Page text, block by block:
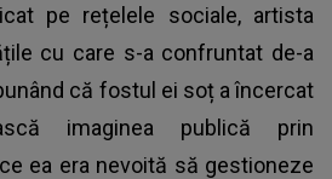
pe rețelele sociale, artista
cu care s-a confruntat de-a
că fostul ei soț a încercat
imaginea publică prin
ea era nevoită să gestioneze